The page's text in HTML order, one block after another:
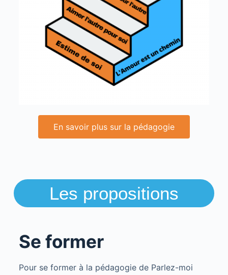
En savoir plus sur la pédagogie
Les propositions
Se former
Pour se former à la pédagogie de Parlez-moi